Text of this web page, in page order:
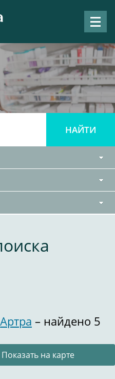
Артра – найдено 5
Показать на карте